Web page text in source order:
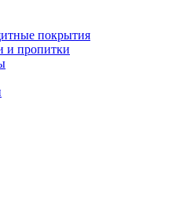
покрытия
и пропитки